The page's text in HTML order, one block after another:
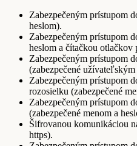
Zabezpečeným prístupom
heslom).
Zabezpečeným prístupom
heslom a čítačkou otlačkov
Zabezpečeným prístupom
(zabezpečené
Zabezpečeným prístupom
rozosielku (zabezpečené
Zabezpečeným prístupom
(zabezpečené menom a
Šifrovanou komunikáciou
https).